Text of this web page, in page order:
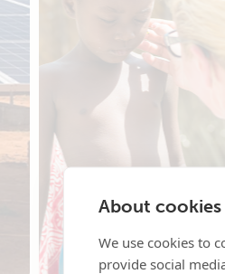
About
We use cookies to
provide social